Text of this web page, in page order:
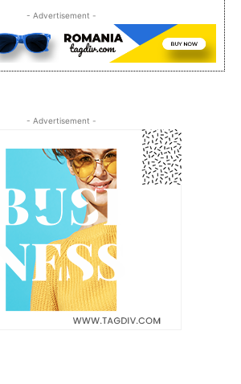
- Advertisement -
- Advertisement -